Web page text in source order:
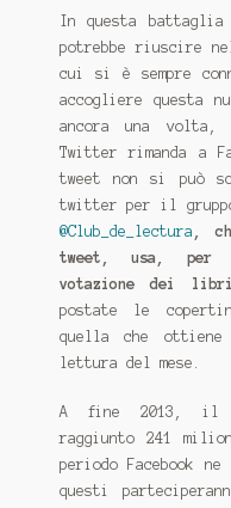
In questa
potrebbe riuscire
cui si è sempre
accogliere questa
ancora una volta,
Twitter rimanda a
tweet non si può
twitter per il
@Club_de_lectura ,
tweet, usa, per
votazione dei
postate le
quella che
lettura del mese.
A fine 2013, il
raggiunto 241
periodo Facebook
questi